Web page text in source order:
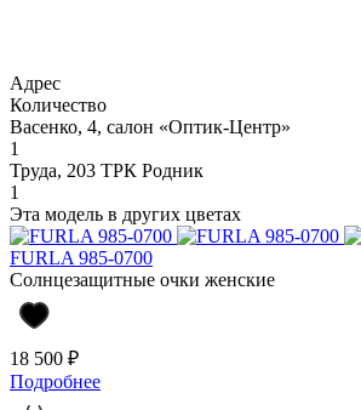
Адрес
Количество
Васенко, 4, салон «Оптик-Центр»
1
Труда, 203 ТРК Родник
1
Эта модель в других цветах
FURLA 985-0700
Солнцезащитные очки женские
18 500 ₽
Подробнее